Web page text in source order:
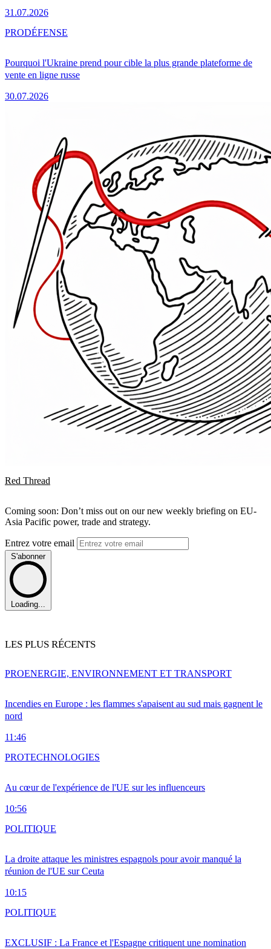
31.07.2026
Pourquoi l'Ukraine prend pour cible la plus grande plateforme de
vente en ligne russe
30.07.2026
PRODÉFENSE
Red Thread
Coming soon: Don’t miss out on our new weekly briefing on EU-
Asia Pacific power, trade and strategy.
Entrez votre email
S'abonner
Loading...
LES PLUS RÉCENTS
Incendies en Europe : les flammes s'apaisent au sud mais gagnent le
nord
11:46
PROENERGIE, ENVIRONNEMENT ET TRANSPORT
Au cœur de l'expérience de l'UE sur les influenceurs
10:56
PROTECHNOLOGIES
La droite attaque les ministres espagnols pour avoir manqué la
réunion de l'UE sur Ceuta
10:15
POLITIQUE
EXCLUSIF : La France et l'Espagne critiquent une nomination
POLITIQUE